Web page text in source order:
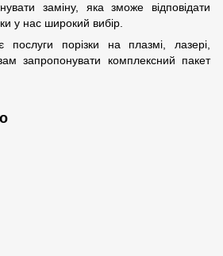
заміну, яка зможе відповідати
у нас широкий вибір.
порізки на плазмі, лазері,
запропонувати комплексний пакет